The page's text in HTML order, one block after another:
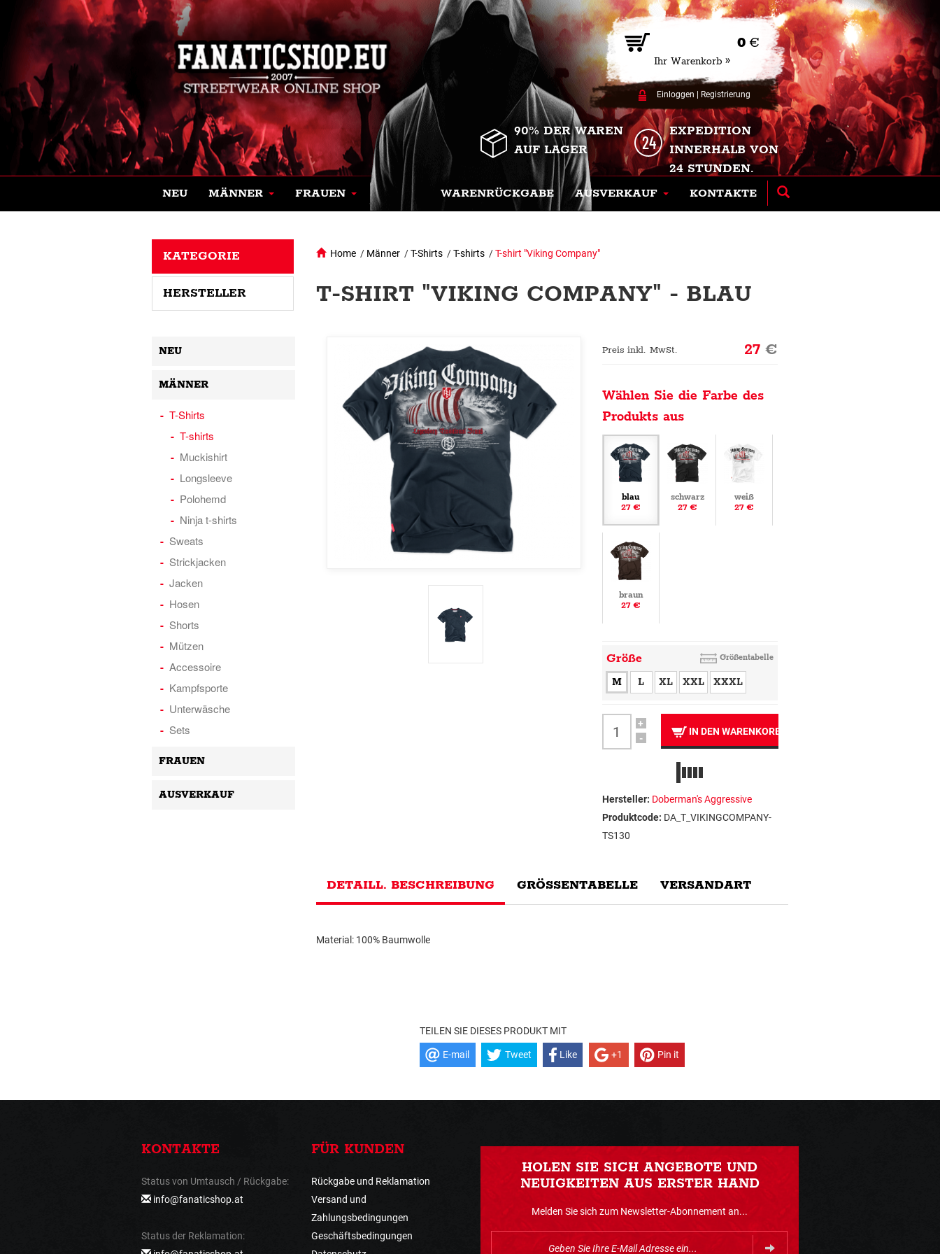
0 €
Ihr Warenkorb »
Einloggen Registrierung
90% DER WAREN
AUF LAGER
EXPEDITION
INNERHALB VON
24 STUNDEN.
NEU MÄNNER FRAUEN WARENRÜCKGABE AUSVERKAUF KONTAKTE
Home / Männer /T-Shirts /T-shirts /T-shirt "Viking Company"
T-SHIRT "VIKING COMPANY" - BLAU
Preis inkl. MwSt. 27€
Wählen Sie die Farbe des
Produkts aus
blau
27 €
schwarz
27 €
weiß
27 €
braun
27 €
Größe Größentabelle
M L XL XXL XXXL
+
-
IN DEN WARENKORB
Hersteller: Doberman's Aggressive
Produktcode: DA_T_VIKINGCOMPANY-
TS130
DETAILL. BESCHREIBUNG GRÖSSENTABELLE VERSANDART
Material: 100% Baumwolle
TEILEN SIE DIESES PRODUKT MIT
E-mail Tweet Like +1 Pin it
KATEGORIE
HERSTELLER
NEU
MÄNNER
T-Shirts
T-shirts
Muckishirt
Longsleeve
Polohemd
Ninja t-shirts
Sweats
Strickjacken
Jacken
Hosen
Shorts
Mützen
Accessoire
Kampfsporte
Unterwäsche
Sets
FRAUEN
AUSVERKAUF
KONTAKTE
Status von Umtausch / Rückgabe:
info@fanaticshop.at
Status der Reklamation:
FÜR KUNDEN
Rückgabe und Reklamation
Versand und
Zahlungsbedingungen
Geschäftsbedingungen
HOLEN SIE SICH ANGEBOTE UND
NEUIGKEITEN AUS ERSTER HAND
Melden Sie sich zum Newsletter-Abonnement an...